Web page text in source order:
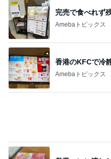
完売で食べれず
Amebaトピックス
香港のKFCで冷
Amebaトピックス